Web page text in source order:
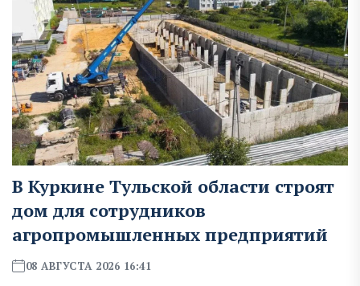
В Куркине Тульской области строят
дом для сотрудников
агропромышленных предприятий
08 АВГУСТА 2026 16:41